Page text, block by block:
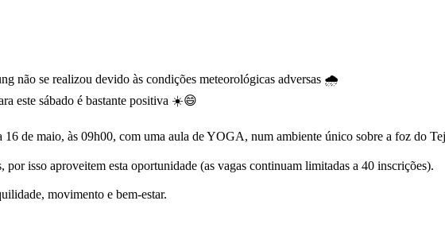
não se realizou devido às condições meteorológicas adversas 🌧️
este sábado é bastante positiva ☀️😄
de maio, às 09h00, com uma aula de YOGA, num ambiente único sobre a foz do
isso aproveitem esta oportunidade (as vagas continuam limitadas a 40 inscrições).
movimento e bem-estar.